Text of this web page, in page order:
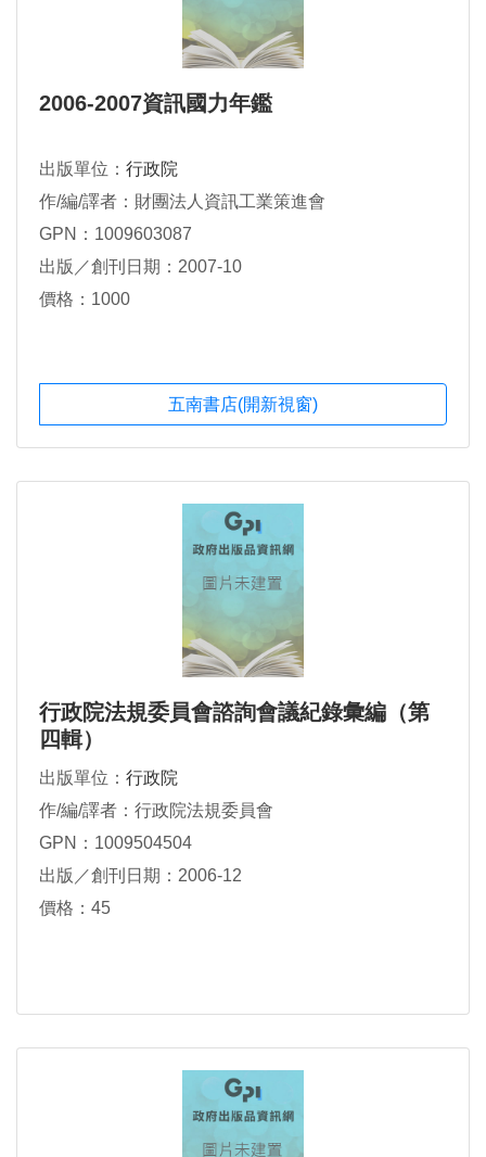
2006-2007資訊國力年鑑
出版單位： 行政院
作/編/譯者：財團法人資訊工業策進會
GPN：1009603087
出版／創刊日期：2007-10
價格：1000
五南書店(開新視窗)
行政院法規委員會諮詢會議紀錄彙編（第
四輯）
出版單位： 行政院
作/編/譯者：行政院法規委員會
GPN：1009504504
出版／創刊日期：2006-12
價格：45